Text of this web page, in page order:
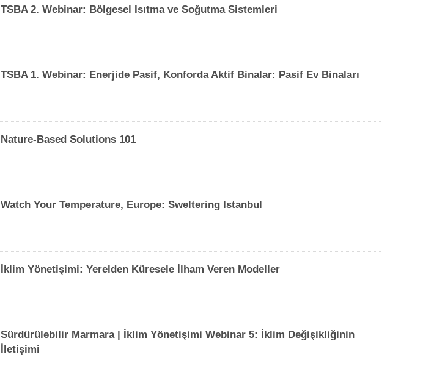
TSBA 2. Webinar: Bölgesel Isıtma ve Soğutma Sistemleri
TSBA 1. Webinar: Enerjide Pasif, Konforda Aktif Binalar: Pasif Ev Binaları
Nature-Based Solutions 101
Watch Your Temperature, Europe: Sweltering Istanbul
İklim Yönetişimi: Yerelden Küresele İlham Veren Modeller
Sürdürülebilir Marmara | İklim Yönetişimi Webinar 5: İklim Değişikliğinin
İletişimi